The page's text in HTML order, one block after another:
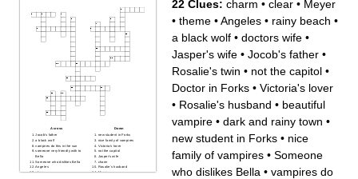
Across
Jocob's father
a black wolf
vampires do this in the sun
someone very friendly with to
Bella
Someone who dislikes Bella
Angeles
clear
Down
new student in Forks
nice family of vampires
Victoria's lover
not the capitol
Jasper's wife
charm
Rosalie's husband
Meyer
22 Clues: charm • clear • Meyer
• theme •Angeles • rainy beach •
a black wolf • doctors wife •
Jasper's wife • Jocob's father •
Rosalie's twin • not the capitol •
Doctor in Forks • Victoria's lover
• Rosalie's husband • beautiful
vampire • dark and rainy town •
new student in Forks • nice
family of vampires • Someone
who dislikes Bella • vampires do